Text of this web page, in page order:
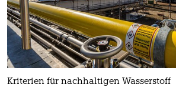
Kriterien für nachhaltigen Wasserstoff